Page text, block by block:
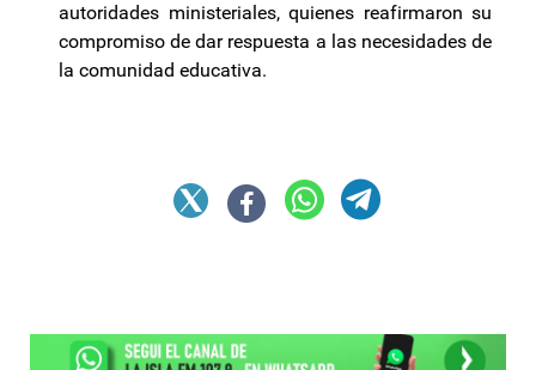
autoridades ministeriales, quienes reafirmaron su
compromiso de dar respuesta a las necesidades de
la comunidad educativa.